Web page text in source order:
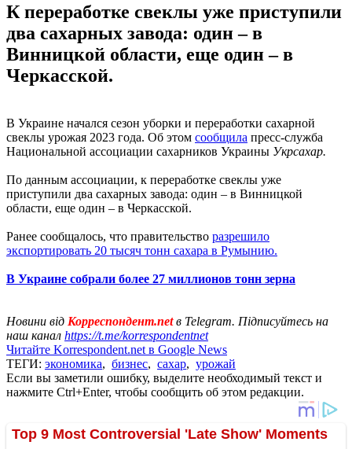
К переработке свеклы уже приступили
два сахарных завода: один – в
Винницкой области, еще один – в
Черкасской.
В Украине начался сезон уборки и переработки сахарной
свеклы урожая 2023 года. Об этом сообщила пресс-служба
Национальной ассоциации сахарников Украины Укрсахар.
По данным ассоциации, к переработке свеклы уже
приступили два сахарных завода: один – в Винницкой
области, еще один – в Черкасской.
Ранее сообщалось, что правительство разрешило
экспортировать 20 тысяч тонн сахара в Румынию.
В Украине собрали более 27 миллионов тонн зерна
Новини від Корреспондент.netв Telegram. Підписуйтесь на
наш канал https://t.me/korrespondentnet
Читайте Korrespondent.net в Google News
ТЕГИ: экономика, бизнес, сахар, урожай
Если вы заметили ошибку, выделите необходимый текст и
нажмите Ctrl+Enter, чтобы сообщить об этом редакции.